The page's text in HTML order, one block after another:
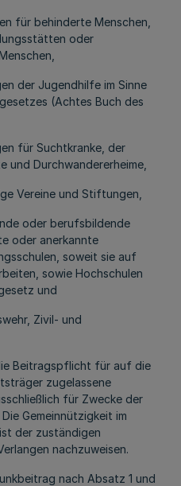
für behinderte Menschen,
oder
der Jugendhilfe im Sinne
(Achtes Buch des
für Suchtkranke, der
Durchwandererheime,
Vereine und Stiftungen,
oder berufsbildende
oder anerkannte
soweit sie auf
sowie Hochschulen
und
Zivil- und
Beitragspflicht für auf die
zugelassene
für Zwecke der
Gemeinnützigkeit im
der zuständigen
nachzuweisen.
nach Absatz 1 und